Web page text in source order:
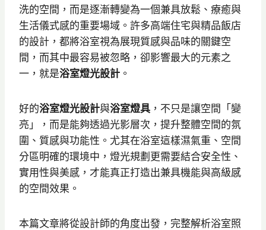
洗的空間，而是逐漸轉變為一個兼具放鬆、療癒與
生活儀式感的重要場域。許多高端住宅與精品飯店
的設計，都將浴室視為展現質感與品味的關鍵空
間，而其中最容易被忽略，卻影響最大的元素之
一，就是浴室燈光設計 。
好的浴室燈光設計與浴室燈具 ，不只是讓空間「變
亮」，而是能夠透過光影層次，提升整體空間的氛
圍、質感與功能性。尤其在浴室這樣濕氣重、空間
分區明確的環境中，燈光規劃更需要結合安全性、
實用性與美感，才能真正打造出兼具機能與高級感
的空間效果。
本篇文章將從設計師的角度出發，完整解析浴室照